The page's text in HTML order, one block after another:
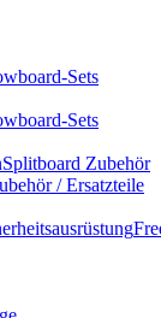
Sets
Sets
Splitboard Zubehör
/ Ersatzteile